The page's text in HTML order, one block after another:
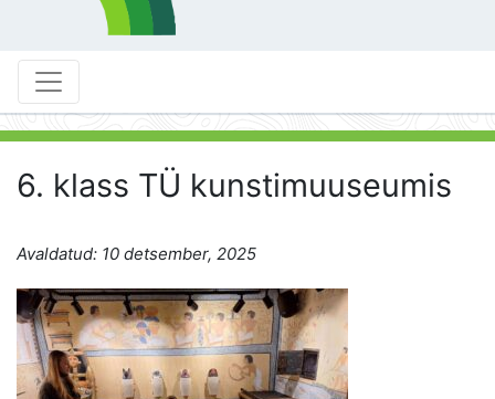
6. klass TÜ kunstimuuseumis
Avaldatud: 10 detsember, 2025